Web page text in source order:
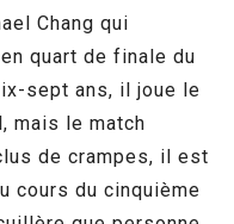
Chang qui
quart de finale du
sept ans, il joue le
mais le match
de crampes, il est
cours du cinquième